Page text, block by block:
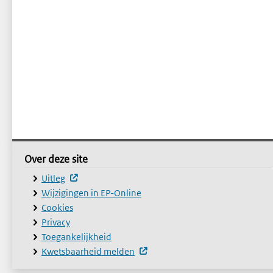
Footer
Over deze site
Over deze site
Uitleg
(externe website, opent in een nieuw venster)
Wijzigingen in EP-Online
Cookies
Privacy
Toegankelijkheid
Kwetsbaarheid melden
(externe website, opent in een